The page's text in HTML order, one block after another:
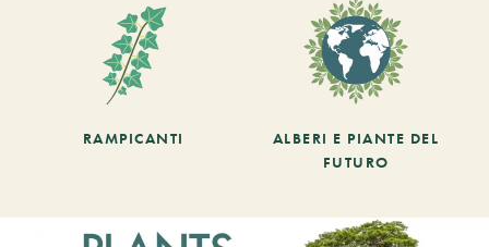
RAMPICANTI
ALBERI E PIANTE DEL
FUTURO